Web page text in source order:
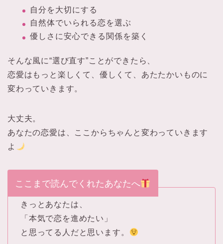
自分を大切にする
自然体でいられる恋を選ぶ
優しさに安心できる関係を築く
そんな風に“選び直す”ことができたら、
恋愛はもっと楽しくて、優しくて、あたたかいものに
変わっていきます。
大丈夫。
あなたの恋愛は、ここからちゃんと変わっていきます
よ
ここまで読んでくれたあなたへ
きっとあなたは、
「本気で恋を進めたい」
と思ってる人だと思います。